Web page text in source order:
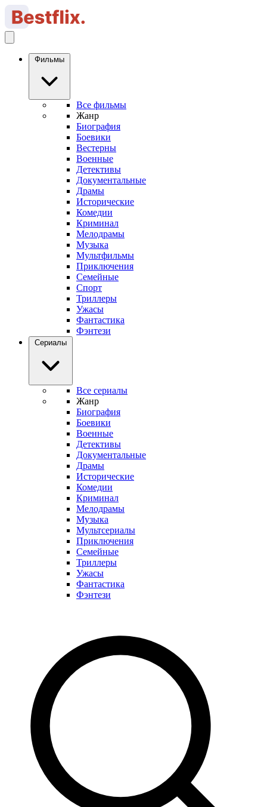
Фильмы
Все фильмы
Жанр
Биография
Боевики
Вестерны
Военные
Детективы
Документальные
Драмы
Исторические
Комедии
Криминал
Мелодрамы
Музыка
Мультфильмы
Приключения
Семейные
Спорт
Триллеры
Ужасы
Фантастика
Фэнтези
Сериалы
Все сериалы
Жанр
Биография
Боевики
Военные
Детективы
Документальные
Драмы
Исторические
Комедии
Криминал
Мелодрамы
Музыка
Мультсериалы
Приключения
Семейные
Триллеры
Ужасы
Фантастика
Фэнтези